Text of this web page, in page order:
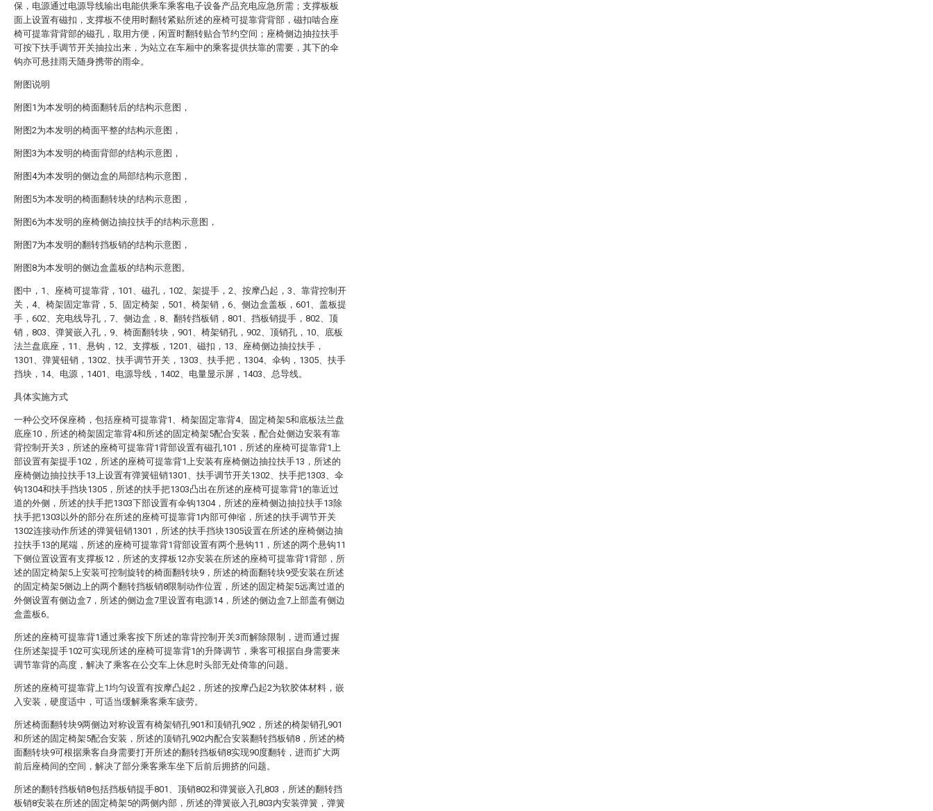
保，电源通过电源导线输出电能供乘车乘客电子设备产品充电应急所需；支撑板板
面上设置有磁扣，支撑板不使用时翻转紧贴所述的座椅可提靠背背部，磁扣啮合座
椅可提靠背背部的磁孔，取用方便，闲置时翻转贴合节约空间；座椅侧边抽拉扶手
可按下扶手调节开关抽拉出来，为站立在车厢中的乘客提供扶靠的需要，其下的伞
钩亦可悬挂雨天随身携带的雨伞。
附图说明
附图1为本发明的椅面翻转后的结构示意图，
附图2为本发明的椅面平整的结构示意图，
附图3为本发明的椅面背部的结构示意图，
附图4为本发明的侧边盒的局部结构示意图，
附图5为本发明的椅面翻转块的结构示意图，
附图6为本发明的座椅侧边抽拉扶手的结构示意图，
附图7为本发明的翻转挡板销的结构示意图，
附图8为本发明的侧边盒盖板的结构示意图。
图中，1、座椅可提靠背，101、磁孔，102、架提手，2、按摩凸起，3、靠背控制开
关，4、椅架固定靠背，5、固定椅架，501、椅架销，6、侧边盒盖板，601、盖板提
手，602、充电线导孔，7、侧边盒，8、翻转挡板销，801、挡板销提手，802、顶
销，803、弹簧嵌入孔，9、椅面翻转块，901、椅架销孔，902、顶销孔，10、底板
法兰盘底座，11、悬钩，12、支撑板，1201、磁扣，13、座椅侧边抽拉扶手，
1301、弹簧钮销，1302、扶手调节开关，1303、扶手把，1304、伞钩，1305、扶手
挡块，14、电源，1401、电源导线，1402、电量显示屏，1403、总导线。
具体实施方式
一种公交环保座椅，包括座椅可提靠背1、椅架固定靠背4、固定椅架5和底板法兰盘
底座10，所述的椅架固定靠背4和所述的固定椅架5配合安装，配合处侧边安装有靠
背控制开关3，所述的座椅可提靠背1背部设置有磁孔101，所述的座椅可提靠背1上
部设置有架提手102，所述的座椅可提靠背1上安装有座椅侧边抽拉扶手13，所述的
座椅侧边抽拉扶手13上设置有弹簧钮销1301、扶手调节开关1302、扶手把1303、伞
钩1304和扶手挡块1305，所述的扶手把1303凸出在所述的座椅可提靠背1的靠近过
道的外侧，所述的扶手把1303下部设置有伞钩1304，所述的座椅侧边抽拉扶手13除
扶手把1303以外的部分在所述的座椅可提靠背1内部可伸缩，所述的扶手调节开关
1302连接动作所述的弹簧钮销1301，所述的扶手挡块1305设置在所述的座椅侧边抽
拉扶手13的尾端，所述的座椅可提靠背1背部设置有两个悬钩11，所述的两个悬钩11
下侧位置设置有支撑板12，所述的支撑板12亦安装在所述的座椅可提靠背1背部，所
述的固定椅架5上安装可控制旋转的椅面翻转块9，所述的椅面翻转块9受安装在所述
的固定椅架5侧边上的两个翻转挡板销8限制动作位置，所述的固定椅架5远离过道的
外侧设置有侧边盒7，所述的侧边盒7里设置有电源14，所述的侧边盒7上部盖有侧边
盒盖板6。
所述的座椅可提靠背1通过乘客按下所述的靠背控制开关3而解除限制，进而通过握
住所述架提手102可实现所述的座椅可提靠背1的升降调节，乘客可根据自身需要来
调节靠背的高度，解决了乘客在公交车上休息时头部无处倚靠的问题。
所述的座椅可提靠背上1均匀设置有按摩凸起2，所述的按摩凸起2为软胶体材料，嵌
入安装，硬度适中，可适当缓解乘客乘车疲劳。
所述椅面翻转块9两侧边对称设置有椅架销孔901和顶销孔902，所述的椅架销孔901
和所述的固定椅架5配合安装，所述的顶销孔902内配合安装翻转挡板销8，所述的椅
面翻转块9可根据乘客自身需要打开所述的翻转挡板销8实现90度翻转，进而扩大两
前后座椅间的空间，解决了部分乘客乘车坐下后前后拥挤的问题。
所述的翻转挡板销8包括挡板销提手801、顶销802和弹簧嵌入孔803，所述的翻转挡
板销8安装在所述的固定椅架5的两侧内部，所述的弹簧嵌入孔803内安装弹簧，弹簧